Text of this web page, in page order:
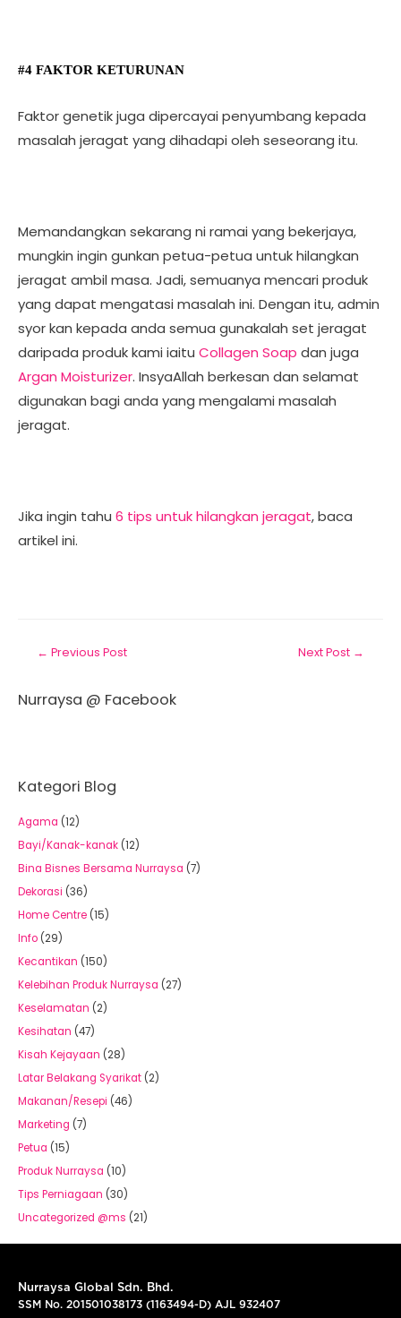
#4 FAKTOR KETURUNAN
Faktor genetik juga dipercayai penyumbang kepada
masalah jeragat yang dihadapi oleh seseorang itu.
Memandangkan sekarang ni ramai yang bekerjaya,
mungkin ingin gunkan petua-petua untuk hilangkan
jeragat ambil masa. Jadi, semuanya mencari produk
yang dapat mengatasi masalah ini. Dengan itu, admin
syor kan kepada anda semua gunakalah set jeragat
daripada produk kami iaitu Collagen Soap dan juga
Argan Moisturizer. InsyaAllah berkesan dan selamat
digunakan bagi anda yang mengalami masalah
jeragat.
Jika ingin tahu 6 tips untuk hilangkan jeragat, baca
artikel ini.
← Previous Post Next Post →
Nurraysa @ Facebook
Kategori Blog
Agama (12)
Bayi/Kanak-kanak (12)
Bina Bisnes Bersama Nurraysa (7)
Dekorasi (36)
Home Centre (15)
Info (29)
Kecantikan (150)
Kelebihan Produk Nurraysa (27)
Keselamatan (2)
Kesihatan (47)
Kisah Kejayaan (28)
Latar Belakang Syarikat (2)
Makanan/Resepi (46)
Marketing (7)
Petua (15)
Produk Nurraysa (10)
Tips Perniagaan (30)
Uncategorized @ms (21)
Nurraysa Global Sdn. Bhd.
SSM No. 201501038173 (1163494-D) AJL 932407